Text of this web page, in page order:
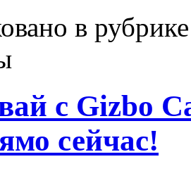
в
с Gizbo
сейчас!